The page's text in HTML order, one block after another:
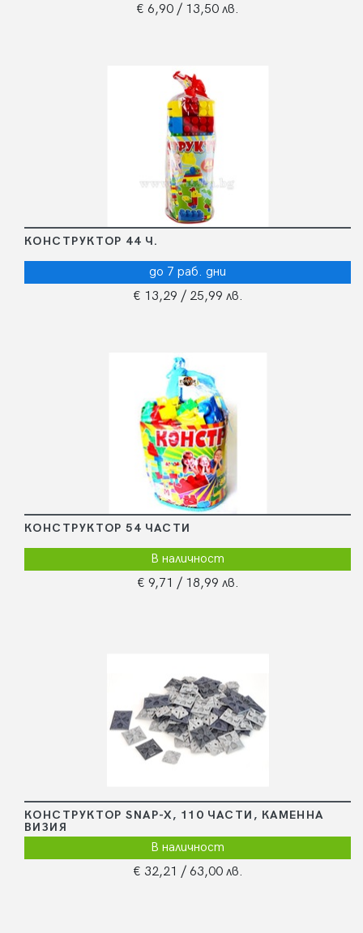
€ 6,90 / 13,50 лв.
КОНСТРУКТОР 44 Ч.
до 7 раб. дни
€ 13,29 / 25,99 лв.
КОНСТРУКТОР 54 ЧАСТИ
В наличност
€ 9,71 / 18,99 лв.
КОНСТРУКТОР SNAP-X, 110 ЧАСТИ, КАМЕННА
ВИЗИЯ
В наличност
€ 32,21 / 63,00 лв.